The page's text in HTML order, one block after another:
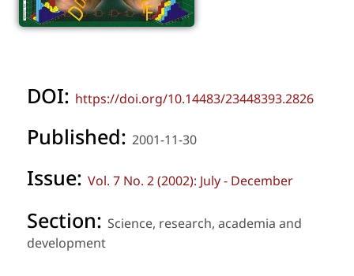
DOI: https://doi.org/10.14483/23448393.2826
Published: 2001-11-30
Issue: Vol. 7 No. 2 (2002): July - December
Section: Science, research, academia and
development